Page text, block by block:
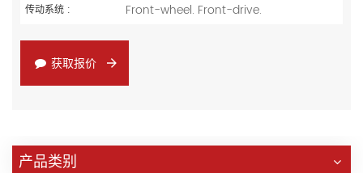
传动系统 : Front-wheel. Front-drive.
获取报价
产品类别